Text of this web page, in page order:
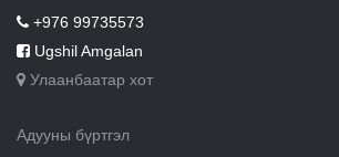
+976 99735573
Ugshil Amgalan
Улаанбаатар хот
Адууны бүртгэл